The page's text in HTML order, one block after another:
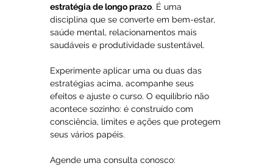
estratégia de longo prazo. É uma
disciplina que se converte em bem-estar,
saúde mental, relacionamentos mais
saudáveis e produtividade sustentável.
Experimente aplicar uma ou duas das
estratégias acima, acompanhe seus
efeitos e ajuste o curso. O equilíbrio não
acontece sozinho: é construído com
consciência, limites e ações que protegem
seus vários papéis.
Agende uma consulta conosco: